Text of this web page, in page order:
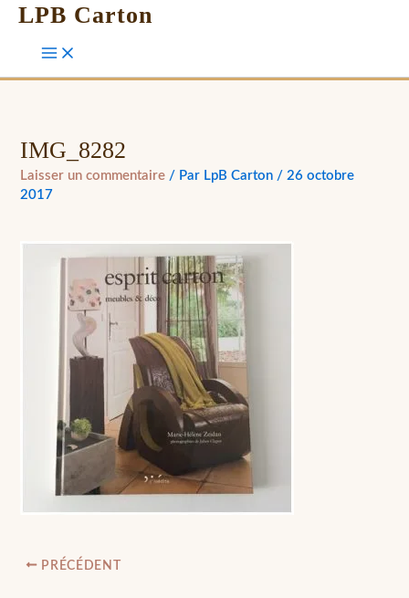
LPB Carton
IMG_8282
Laisser un commentaire / Par LpB Carton /26 octobre
2017
PRÉCÉDENT